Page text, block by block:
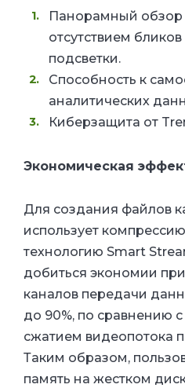
Панорамный обзор
отсутствием
подсветки.
Способность к
аналитических
Киберзащита от
Экономическая
Для создания файлов
использует
технологию Smart
добиться экономии
каналов передачи
до 90%, по сравнению
сжатием видеопотока
Таким образом,
память на жестком